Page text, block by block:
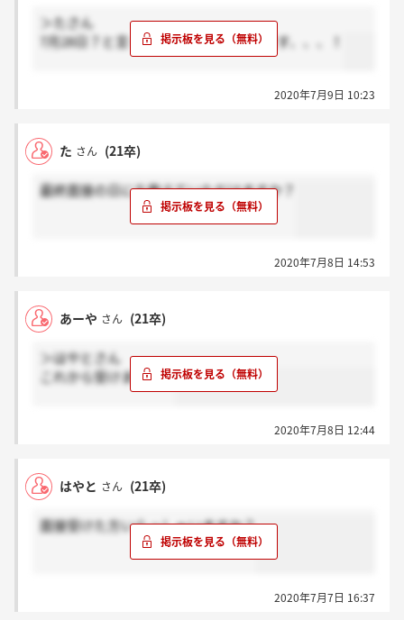
＞たさん
7月28日？と言っていたような気がします、、、！
2020年7月9日 10:23
た さん (21卒)
最終面接の日にち教えていただけますか？
2020年7月8日 14:53
あーや さん (21卒)
＞はやとさん
これから受けます！！
2020年7月8日 12:44
はやと さん (21卒)
面接受けた方いらっしゃいますか？
2020年7月7日 16:37